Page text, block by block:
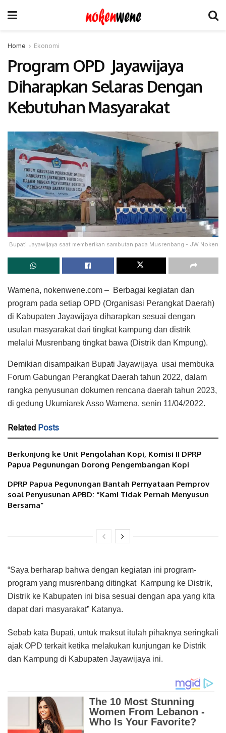
Home Ekonomi
Program OPD Jayawijaya
Diharapkan Selaras Dengan
Kebutuhan Masyarakat
Bupati Jayawijaya saat memberikan sambutan pada Musrenbang - JW Noken
Wamena, nokenwene.com – Berbagai kegiatan dan
program pada setiap OPD (Organisasi Perangkat Daerah)
di Kabupaten Jayawijaya diharapkan sesuai dengan
usulan masyarakat dari tingkat kampung dan distrik
melalui Musrenbang tingkat bawa (Distrik dan Kmpung).
Demikian disampaikan Bupati Jayawijaya usai membuka
Forum Gabungan Perangkat Daerah tahun 2022, dalam
rangka penyusunan dokumen rencana daerah tahun 2023,
di gedung Ukumiarek Asso Wamena, senin 11/04/2022.
Related Posts
Berkunjung ke Unit Pengolahan Kopi, Komisi II DPRP
Papua Pegunungan Dorong Pengembangan Kopi
DPRP Papua Pegunungan Bantah Pernyataan Pemprov
soal Penyusunan APBD: “Kami Tidak Pernah Menyusun
Bersama”
“Saya berharap bahwa dengan kegiatan ini program-
program yang musrenbang ditingkat Kampung ke Distrik,
Distrik ke Kabupaten ini bisa sesuai dengan apa yang kita
dapat dari masyarakat” Katanya.
Sebab kata Bupati, untuk maksut itulah pihaknya seringkali
ajak OPD terkait ketika melakukan kunjungan ke Distrik
dan Kampung di Kabupaten Jayawijaya ini.